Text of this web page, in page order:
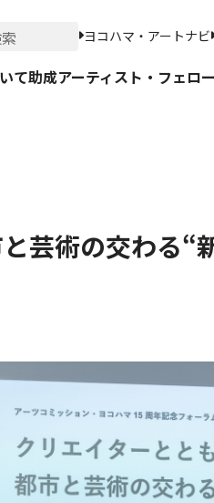
ヨコハマ・アートナビ
て助成アーティスト・フェロー
芸術の交わる“